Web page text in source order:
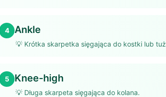
4 Ankle
💡 Krótka skarpetka sięgająca do kostki lub
5 Knee-high
💡 Długa skarpeta sięgająca do kolana.